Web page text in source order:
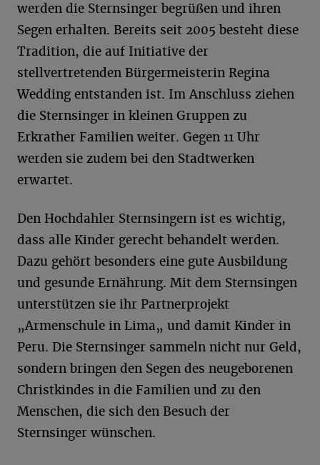
werden die Sternsinger begrüßen und ihren
Segen erhalten. Bereits seit 2005 besteht diese
Tradition, die auf Initiative der
stellvertretenden Bürgermeisterin Regina
Wedding entstanden ist. Im Anschluss ziehen
die Sternsinger in kleinen Gruppen zu
Erkrather Familien weiter. Gegen 11 Uhr
werden sie zudem bei den Stadtwerken
erwartet.
Den Hochdahler Sternsingern ist es wichtig,
dass alle Kinder gerecht behandelt werden.
Dazu gehört besonders eine gute Ausbildung
und gesunde Ernährung. Mit dem Sternsingen
unterstützen sie ihr Partnerprojekt
„Armenschule in Lima„ und damit Kinder in
Peru. Die Sternsinger sammeln nicht nur Geld,
sondern bringen den Segen des neugeborenen
Christkindes in die Familien und zu den
Menschen, die sich den Besuch der
Sternsinger wünschen.